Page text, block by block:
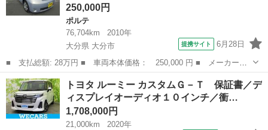
250,000円
ポルテ
76,704km
2010年
大分県 大分市
提携サイト 6月28日
■ 支払総額: 28万円 ■ 車両本体価格： 250,000 円 ■ メーカー
名： トヨタ ■ 車種名： ポルテ ■ グレード名： １５０ｒ パ
ワーステアリング スマートキー 衝突安全ボディ ＡＢＳ オート
エアコン ウォー...
大分 大分市 ポルテ
トヨタ ルーミー カスタムＧ－Ｔ 保証書／デ
ィスプレイオーディオ１０インチ／衝…
1,708,000円
21,000km
2020年